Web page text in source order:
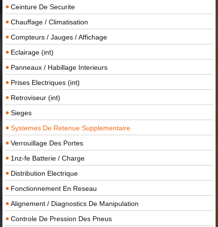
Ceinture De Securite
Chauffage / Climatisation
Compteurs / Jauges / Affichage
Eclairage (int)
Panneaux / Habillage Interieurs
Prises Electriques (int)
Retroviseur (int)
Sieges
Systemes De Retenue Supplementaire
Verrouillage Des Portes
1nz-fe Batterie / Charge
Distribution Electrique
Fonctionnement En Reseau
Alignement / Diagnostics De Manipulation
Controle De Pression Des Pneus